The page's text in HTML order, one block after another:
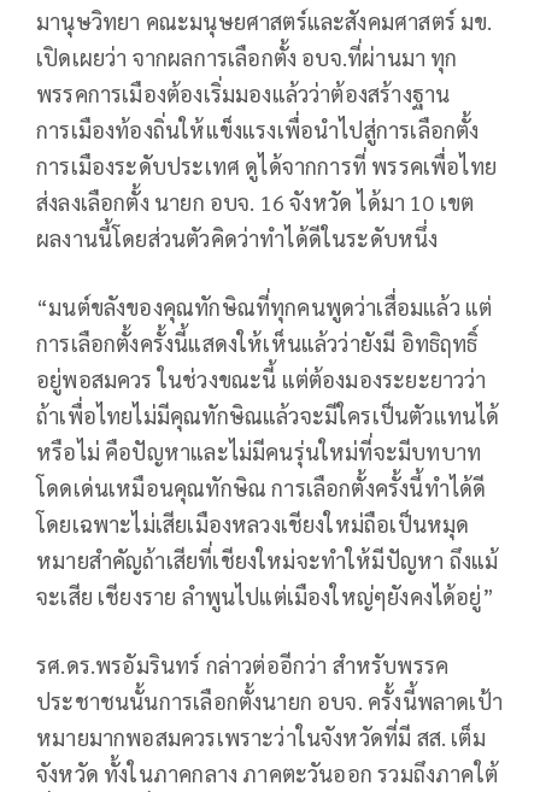
มานุษวิทยา คณะมนุษยศาสตร์และสังคมศาสตร์ มข.
เปิดเผยว่า จากผลการเลือกตั้ง อบจ.ที่ผ่านมา ทุก
พรรคการเมืองต้องเริ่มมองแล้วว่าต้องสร้างฐาน
การเมืองท้องถิ่นให้แข็งแรงเพื่อนำไปสู่การเลือกตั้ง
การเมืองระดับประเทศ ดูได้จากการที่ พรรคเพื่อไทย
ส่งลงเลือกตั้ง นายก อบจ. 16 จังหวัด ได้มา 10 เขต
ผลงานนี้โดยส่วนตัวคิดว่าทำได้ดีในระดับหนึ่ง
“มนต์ขลังของคุณทักษิณที่ทุกคนพูดว่าเสื่อมแล้ว แต่
การเลือกตั้งครั้งนี้แสดงให้เห็นแล้วว่ายังมี อิทธิฤทธิ์
อยู่พอสมควร ในช่วงขณะนี้ แต่ต้องมองระยะยาวว่า
ถ้าเพื่อไทยไม่มีคุณทักษิณแล้วจะมีใครเป็นตัวแทนได้
หรือไม่ คือปัญหาและไม่มีคนรุ่นใหม่ที่จะมีบทบาท
โดดเด่นเหมือนคุณทักษิณ การเลือกตั้งครั้งนี้ทำได้ดี
โดยเฉพาะไม่เสียเมืองหลวงเชียงใหม่ถือเป็นหมุด
หมายสำคัญถ้าเสียที่เชียงใหม่จะทำให้มีปัญหา ถึงแม้
จะเสีย เชียงราย ลำพูนไปแต่เมืองใหญ่ๆยังคงได้อยู่”
รศ.ดร.พรอัมรินทร์ กล่าวต่ออีกว่า สำหรับพรรค
ประชาชนนั้นการเลือกตั้งนายก อบจ. ครั้งนี้พลาดเป้า
หมายมากพอสมควรเพราะว่าในจังหวัดที่มี สส. เต็ม
จังหวัด ทั้งในภาคกลาง ภาคตะวันออก รวมถึงภาคใต้